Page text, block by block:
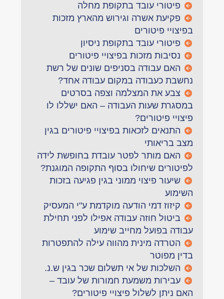
פיטורי עובד בתקופת מחלה
פקיעת אשרה וגירוש מהארץ מזכות
בפיצויי פיטורים
פיטורי עובד בתקופת ניסיון
נסיבות מזכות בפיצויי פיטורים
האם עבודה בסניפים שונים של רשת
נחשבת כעבודה במקום עבודה אחד?
צבע את המצלמה וצפה בסרטים
במסגרת שעות העבודה – האם ישללו לו
פיצויי פיטורים?
התנאים לזכאות בפיצויי פיטורים בגין
מצב בריאותי
האם מותר לפטר עובדת בחופשת לידה
לפיטורים שיחולו בסוף התקופה המוגנת?
שיעור פיצוי ממוני בגין פגיעה בזכות
השימוע
קיזוז דמי הודעה מוקדמת ע"י המעסיק
ביטול חוזה עבודה אפילו לפני תחילת
עבודה בפועל מחייב שימוע
הטרדה מינית מהווה עילה להתפטרות
בדין מפוטר
השלכות של אי תשלום שכר בגין ש.נ.
עבירות משמעת חמורות של עובד –
האם ניתן לשלול פיצויי פיטורים?